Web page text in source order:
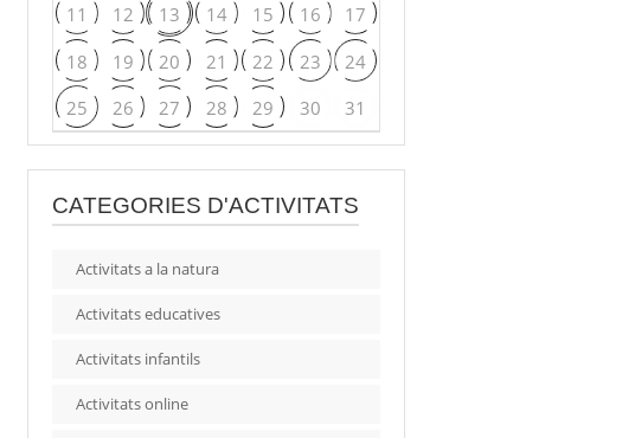
11
12 13 14 15 16
17
18
19 20 21 22 23
24
25
26 27 28 29 30 31
CATEGORIES D'ACTIVITATS
Activitats a la natura
Activitats educatives
Activitats infantils
Activitats online